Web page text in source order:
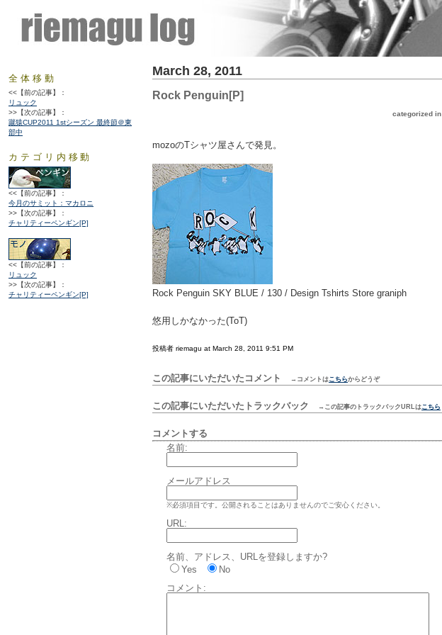
March 28, 2011
Rock Penguin[P]
categorized in
mozoのTシャツ屋さんで発見。
Rock Penguin SKY BLUE / 130 / Design Tshirts Store graniph
悠用しかなかった(ToT)
投稿者 riemagu at March 28, 2011 9:51 PM
この記事にいただいたコメント →コメントはこちらからどうぞ
この記事にいただいたトラックバック →この記事のトラックバックURLはこちら
コメントする
名前:
メールアドレス
※必須項目です。公開されることはありませんのでご安心ください。
URL:
名前、アドレス、URLを登録しますか?
Yes
No
コメント:
全体移動
<<【前の記事】：
リュック
>>【次の記事】：
蹴猿CUP2011 1stシーズン 最終節＠東
部中
カテゴリ内移動
<<【前の記事】：
今月のサミット：マカロニ
>>【次の記事】：
チャリティーペンギン[P]
<<【前の記事】：
リュック
>>【次の記事】：
チャリティーペンギン[P]